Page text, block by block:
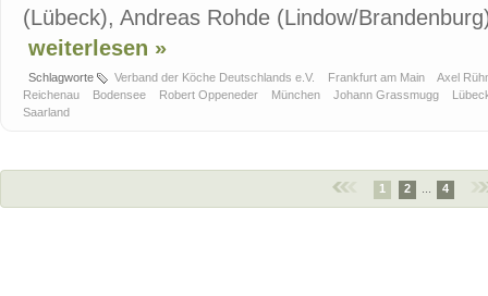
(Lübeck), Andreas Rohde (Lindow/
weiterlesen »
Schlagworte Verband der Köche Deutschlands e.V. Frankfurt am Main
Axel
Reichenau
Bodensee Robert Oppeneder München Johann Grassmugg
Saarland
1 2 4